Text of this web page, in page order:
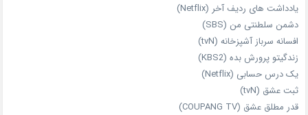
یادداشت‌ های ردیف آخر (Netflix)
دشمن سلطنتی من (SBS)
افسانه سرباز آشپزخانه (tvN)
زندگیتو پرورش بده (KBS2)
یک درس حسابی (Netflix)
ثبت عشق (tvN)
قدر مطلق عشق (COUPANG TV)